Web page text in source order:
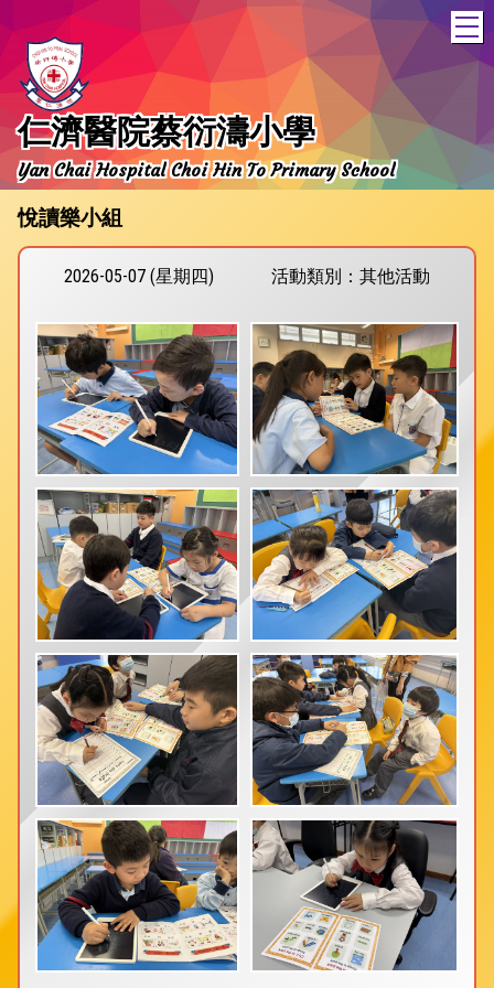
仁濟醫院蔡衍濤小學
Yan Chai Hospital Choi Hin To Primary School
悅讀樂小組
2026-05-07 (星期四) 活動類別：其他活動